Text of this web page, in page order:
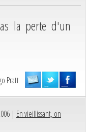
la perte d'un
Pratt
| En vieillissant, on